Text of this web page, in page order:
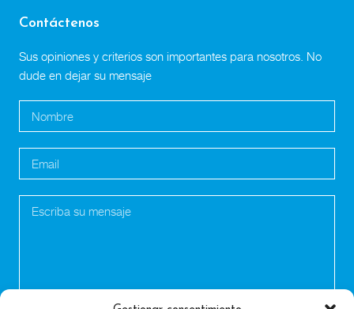
Contáctenos
Sus opiniones y criterios son importantes para nosotros. No
dude en dejar su mensaje